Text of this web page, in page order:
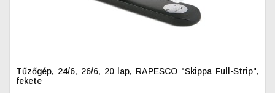
Tűzőgép, 24/6, 26/6, 20 lap, RAPESCO "Skippa Full-Strip",
fekete